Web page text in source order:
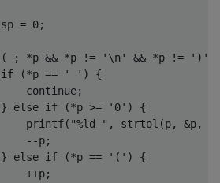
= 0;
; *p && *p != '\n' && *p != ')'
(*p == ' ') {
continue;
else if (*p >= '0') {
printf("%ld ", strtol(p, &p,
--p;
else if (*p == '(') {
++p;